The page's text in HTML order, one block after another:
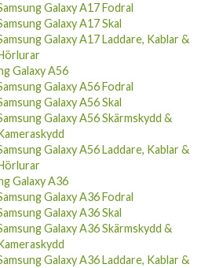
Galaxy A17 Fodral
Galaxy A17 Skal
Galaxy A17 Laddare, Kablar &
Galaxy A56
Galaxy A56 Fodral
Galaxy A56 Skal
Galaxy A56 Skärmskydd &
Galaxy A56 Laddare, Kablar &
Galaxy A36
Galaxy A36 Fodral
Galaxy A36 Skal
Galaxy A36 Skärmskydd &
Galaxy A36 Laddare, Kablar &